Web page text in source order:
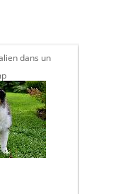
dans un